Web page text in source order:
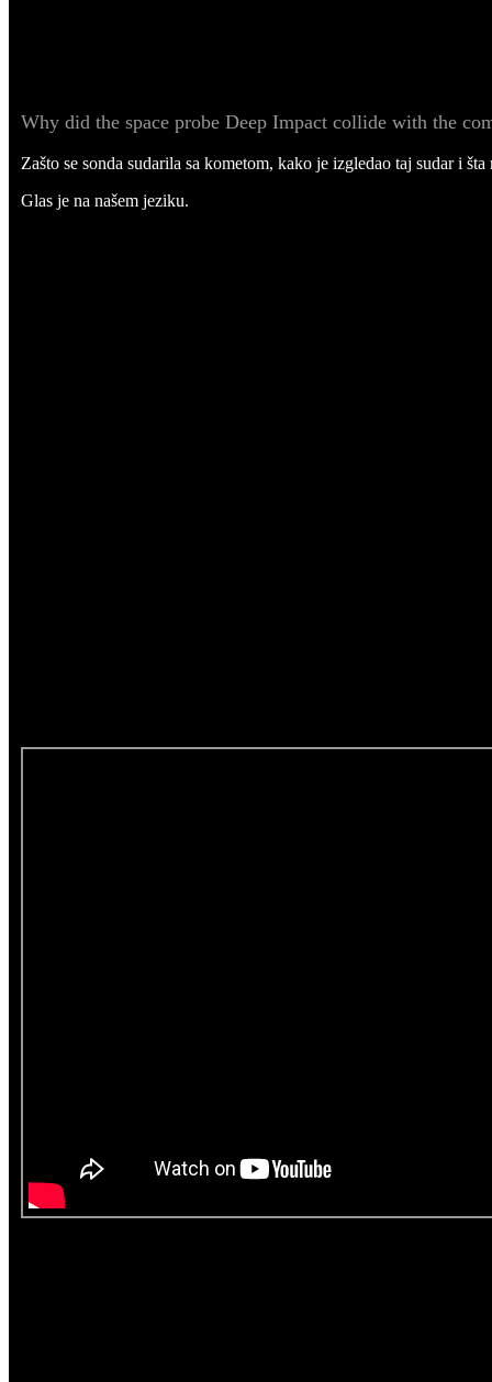
Why did the space probe Deep Impact collide with the
Zašto se sonda sudarila sa kometom, kako je izgledao taj sudar i
Glas je na našem jeziku.